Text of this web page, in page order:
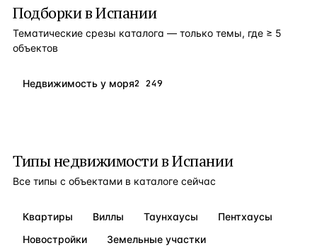
Подборки вИспании
Тематические срезы каталога — только темы, где ≥ 5
объектов
Недвижимость у моря2 249
Типы недвижимости вИспании
Все типы с объектами в каталоге сейчас
Квартиры Виллы Таунхаусы
Пентхаусы
Новостройки
Земельные участки